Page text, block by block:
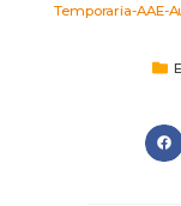
Temporaria-AAE-